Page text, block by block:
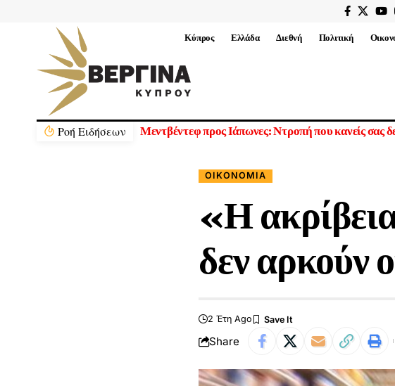
Κύπρος Ελλάδα Διεθνή Πολιτική
Ρoή Ειδήσεων Θρίλερ με τη συνάντηση Πεζεσκιάν – Χαμενεΐ:
ΟΙΚΟΝΟΜΊΑ
«Η ακρίβεια
δεν αρκούν
2 Έτη Ago
Share